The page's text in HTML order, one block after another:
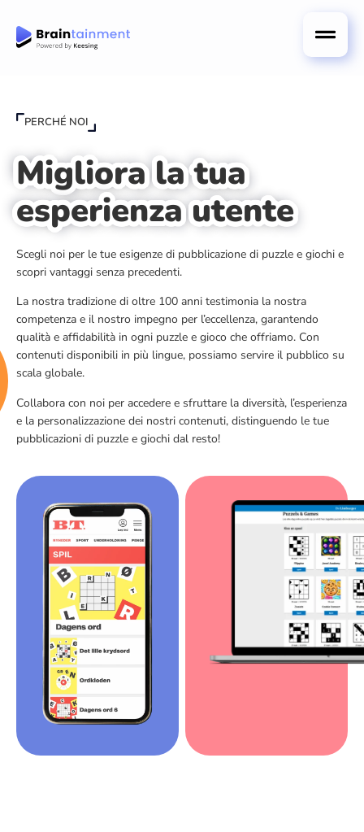
PERCHÉ NOI
Migliora la tua
esperienza utente
Scegli noi per le tue esigenze di pubblicazione di puzzle e giochi e
scopri vantaggi senza precedenti.
La nostra tradizione di oltre 100 anni testimonia la nostra
competenza e il nostro impegno per l’eccellenza, garantendo
qualità e affidabilità in ogni puzzle e gioco che offriamo. Con
contenuti disponibili in più lingue, possiamo servire il pubblico su
scala globale.
Collabora con noi per accedere e sfruttare la diversità, l’esperienza
e la personalizzazione dei nostri contenuti, distinguendo le tue
pubblicazioni di puzzle e giochi dal resto!